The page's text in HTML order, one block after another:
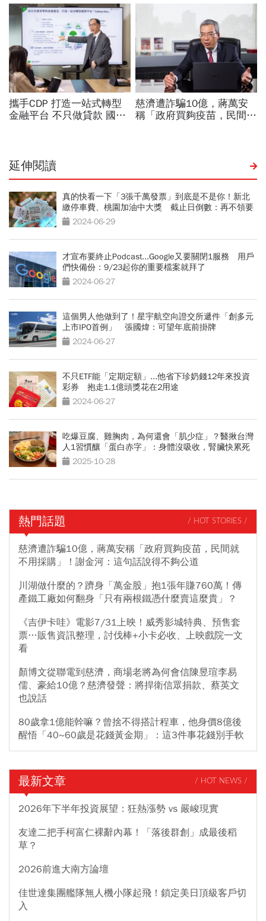
延伸閱讀
真的快看一下「3張千萬發票」到底是不是你！新北
繳停車費、桃園加油中大獎 截止日倒數：再不領要
充公了
2024-06-29
才宣布要終止Podcast...Google又要關閉1服務 用戶
們快備份：9/23起你的重要檔案就拜了
2024-06-27
這個男人他做到了！星宇航空向證交所遞件「創多元
上市IPO首例」 張國煒：可望年底前掛牌
2024-06-27
不只ETF能「定期定額」...他省下珍奶錢12年來投資
彩券 抱走1.1億頭獎花在2用途
2024-06-27
吃爆豆腐、雞胸肉，為何還會「肌少症」？醫揪台灣
人1習慣釀「蛋白赤字」：身體沒吸收，腎臟快累死
2025-10-28
熱門話題 / HOT STORIES /
慈濟遭詐騙10億，蔣萬安稱「政府買夠疫苗，民間就
不用採購」！謝金河：這句話說得不夠公道
川湖做什麼的？躋身「萬金股」抱1張年賺760萬！傳
產鐵工廠如何翻身「只有兩根鐵憑什麼賣這麼貴」？
《吉伊卡哇》電影7/31上映！威秀影城特典、預售套
票…販售資訊整理，討伐棒+小卡必收、上映戲院一文
看
顏博文從聯電到慈濟，商場老將為何會信陳昱瑄李易
儒、豪給10億？慈濟發聲：將捍衛信眾捐款、蔡英文
也說話
80歲拿1億能幹嘛？曾捨不得搭計程車，他身價8億後
醒悟「40~60歲是花錢黃金期」：這3件事花錢別手軟
最新文章 / HOT NEWS /
2026年下半年投資展望：狂熱漲勢 vs 嚴峻現實
友達二把手柯富仁裸辭內幕！「落後群創」成最後稻
草？
2026前進大南方論壇
佳世達集團艦隊無人機小隊起飛！鎖定美日頂級客戶切
入